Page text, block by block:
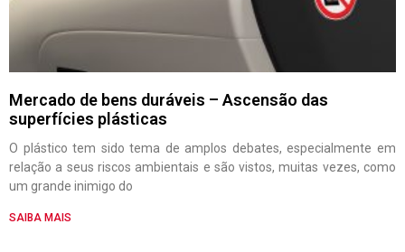
Mercado de bens duráveis – Ascensão das
superfícies plásticas
O plástico tem sido tema de amplos debates, especialmente em
relação a seus riscos ambientais e são vistos, muitas vezes, como
um grande inimigo do
SAIBA MAIS